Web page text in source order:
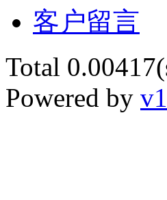
客户留言
Total
Powered by